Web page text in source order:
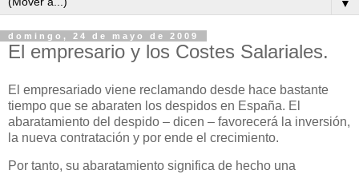
▼
domingo, 24 de mayo de 2009
El empresario y los Costes Salariales.
El empresariado viene reclamando desde hace bastante
tiempo que se abaraten los despidos en España. El
abaratamiento del despido – dicen – favorecerá la inversión,
la nueva contratación y por ende el crecimiento.
Por tanto, su abaratamiento significa de hecho una